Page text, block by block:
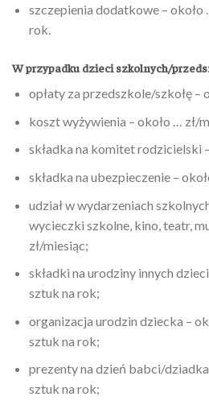
szczepienia dodatkowe – około
rok.
W przypadku dzieci szkolnych/
opłaty za przedszkole/szkołę –
koszt wyżywienia – około … zł/
składka na komitet rodzicielski
składka na ubezpieczenie –
udział w wydarzeniach
wycieczki szkolne, kino, teatr,
zł/miesiąc;
składki na urodziny innych
sztuk na rok;
organizacja urodzin dziecka –
sztuk na rok;
prezenty na dzień babci/
sztuk na rok;